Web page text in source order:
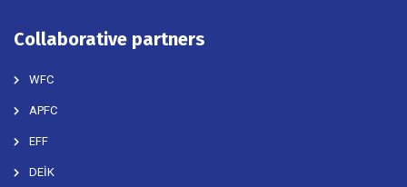
başarıyla devam ettirmektedir.
APFC